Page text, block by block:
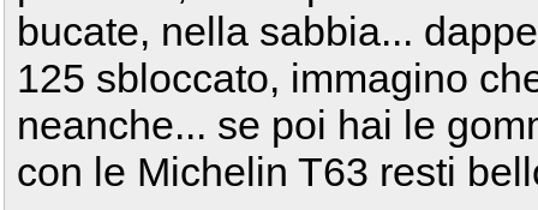
bucate, nella sabbia...
125 sbloccato, immagino
neanche... se poi hai le
con le Michelin T63 resti